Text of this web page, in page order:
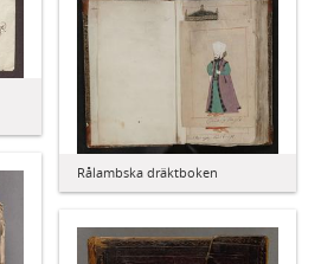
Rålambska dräktboken